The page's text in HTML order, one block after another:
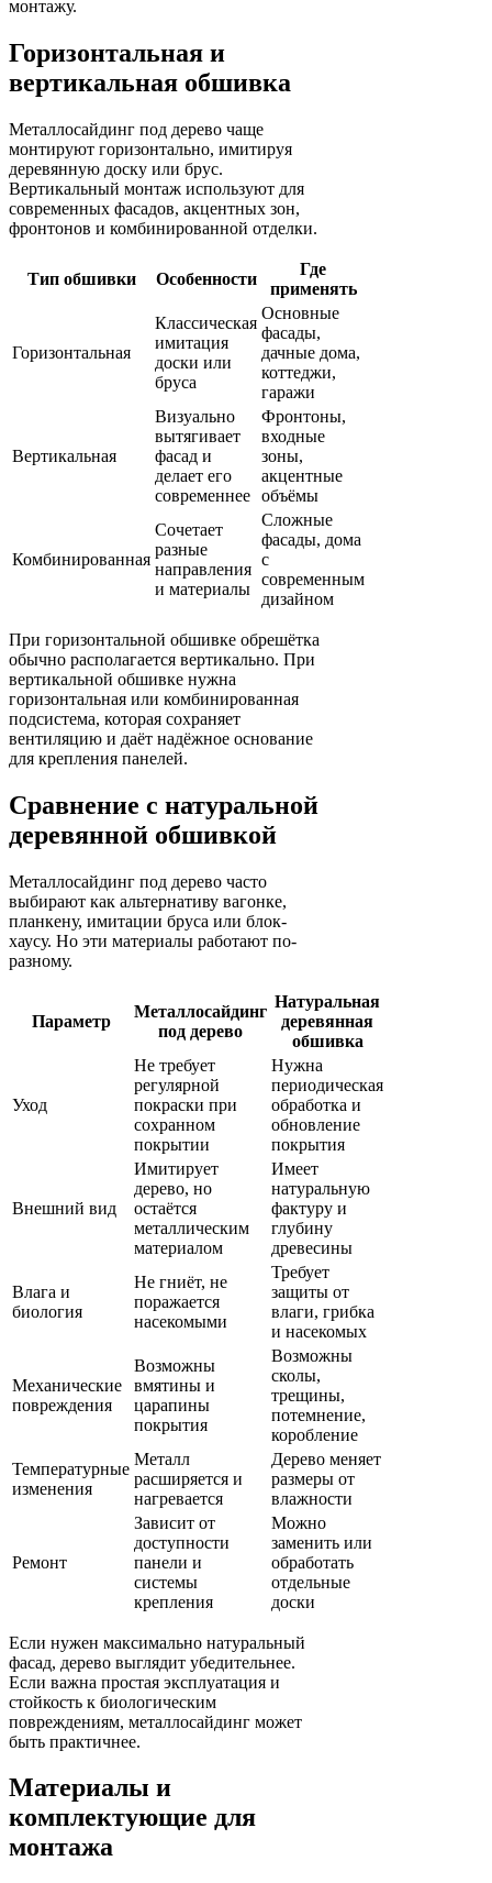
монтажу.
Горизонтальная и
вертикальная обшивка
Металлосайдинг под дерево чаще
монтируют горизонтально, имитируя
деревянную доску или брус.
Вертикальный монтаж используют для
современных фасадов, акцентных зон,
фронтонов и комбинированной отделки.
Тип обшивки Особенности
Где
применять
Горизонтальная
Классическая
имитация
доски или
бруса
Основные
фасады,
дачные дома,
коттеджи,
гаражи
Вертикальная
Визуально
вытягивает
фасад и
делает его
современнее
Фронтоны,
входные
зоны,
акцентные
объёмы
Комбинированная
Сочетает
разные
направления
и материалы
Сложные
фасады, дома
с
современным
дизайном
При горизонтальной обшивке обрешётка
обычно располагается вертикально. При
вертикальной обшивке нужна
горизонтальная или комбинированная
подсистема, которая сохраняет
вентиляцию и даёт надёжное основание
для крепления панелей.
Сравнение с натуральной
деревянной обшивкой
Металлосайдинг под дерево часто
выбирают как альтернативу вагонке,
планкену, имитации бруса или блок-
хаусу. Но эти материалы работают по-
разному.
Параметр
Металлосайдинг
под дерево
Натуральная
деревянная
обшивка
Уход
Не требует
регулярной
покраски при
сохранном
покрытии
Нужна
периодическая
обработка и
обновление
покрытия
Внешний вид
Имитирует
дерево, но
остаётся
металлическим
материалом
Имеет
натуральную
фактуру и
глубину
древесины
Влага и
биология
Не гниёт, не
поражается
насекомыми
Требует
защиты от
влаги, грибка
и насекомых
Механические
повреждения
Возможны
вмятины и
царапины
покрытия
Возможны
сколы,
трещины,
потемнение,
коробление
Температурные
изменения
Металл
расширяется и
нагревается
Дерево меняет
размеры от
влажности
Ремонт
Зависит от
доступности
панели и
системы
крепления
Можно
заменить или
обработать
отдельные
доски
Если нужен максимально натуральный
фасад, дерево выглядит убедительнее.
Если важна простая эксплуатация и
стойкость к биологическим
повреждениям, металлосайдинг может
быть практичнее.
Материалы и
комплектующие для
монтажа